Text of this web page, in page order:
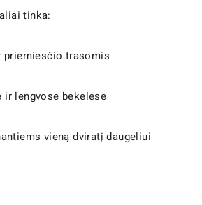
tinka:
trasomis
lengvose bekelėse
vieną dviratį daugeliui